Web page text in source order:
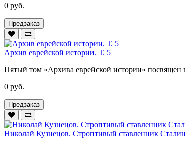
0 руб.
Предзаказ
Архив еврейской истории. Т. 5
Пятый том «Архива еврейской истории» посвящен
0 руб.
Предзаказ
Николай Кузнецов. Строптивый ставленник